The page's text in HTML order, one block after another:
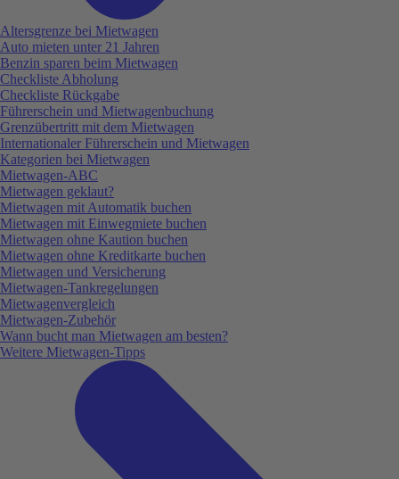
Altersgrenze bei Mietwagen
Auto mieten unter 21 Jahren
Benzin sparen beim Mietwagen
Checkliste Abholung
Checkliste Rückgabe
Führerschein und Mietwagenbuchung
Grenzübertritt mit dem Mietwagen
Internationaler Führerschein und Mietwagen
Kategorien bei Mietwagen
Mietwagen-ABC
Mietwagen geklaut?
Mietwagen mit Automatik buchen
Mietwagen mit Einwegmiete buchen
Mietwagen ohne Kaution buchen
Mietwagen ohne Kreditkarte buchen
Mietwagen und Versicherung
Mietwagen-Tankregelungen
Mietwagenvergleich
Mietwagen-Zubehör
Wann bucht man Mietwagen am besten?
Weitere Mietwagen-Tipps